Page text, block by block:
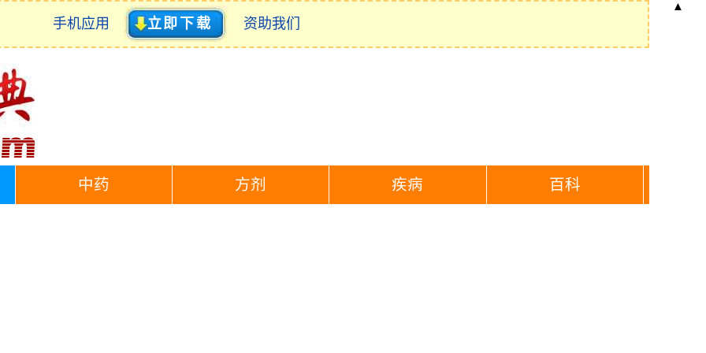
手机应用 立即下载 资助我们
中药 方剂 疾病 百科
▲